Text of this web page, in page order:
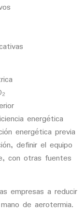
energética
energética previa
definir el equipo
con otras fuentes
empresas a reducir
de aerotermia.